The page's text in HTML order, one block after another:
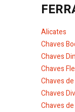
Alicates
Chaves
Chaves
Chaves
Chaves
Chaves
Chaves